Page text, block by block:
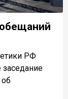
РФ